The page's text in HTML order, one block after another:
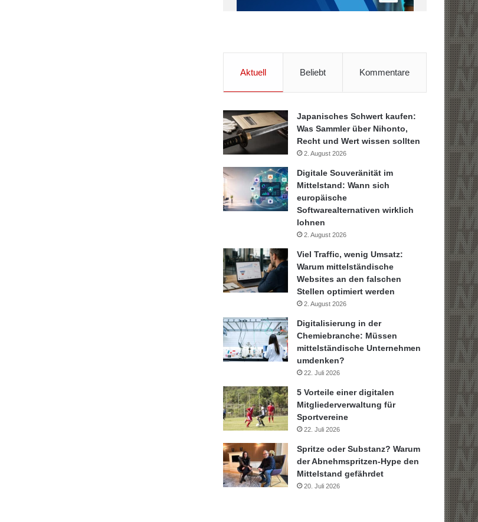
Aktuell Beliebt Kommentare
Japanisches Schwert kaufen:
Was Sammler über Nihonto,
Recht und Wert wissen sollten
2. August 2026
Digitale Souveränität im
Mittelstand: Wann sich
europäische
Softwarealternativen wirklich
lohnen
2. August 2026
Viel Traffic, wenig Umsatz:
Warum mittelständische
Websites an den falschen
Stellen optimiert werden
2. August 2026
Digitalisierung in der
Chemiebranche: Müssen
mittelständische Unternehmen
umdenken?
22. Juli 2026
5 Vorteile einer digitalen
Mitgliederverwaltung für
Sportvereine
22. Juli 2026
Spritze oder Substanz? Warum
der Abnehmspritzen-Hype den
Mittelstand gefährdet
20. Juli 2026